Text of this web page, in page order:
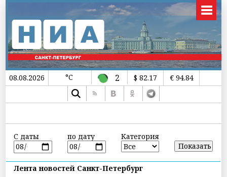
08.08.2026 °C 2 $ 82.17 € 94.84
С даты по дату Категория
Лента новостей Санкт-Петербург